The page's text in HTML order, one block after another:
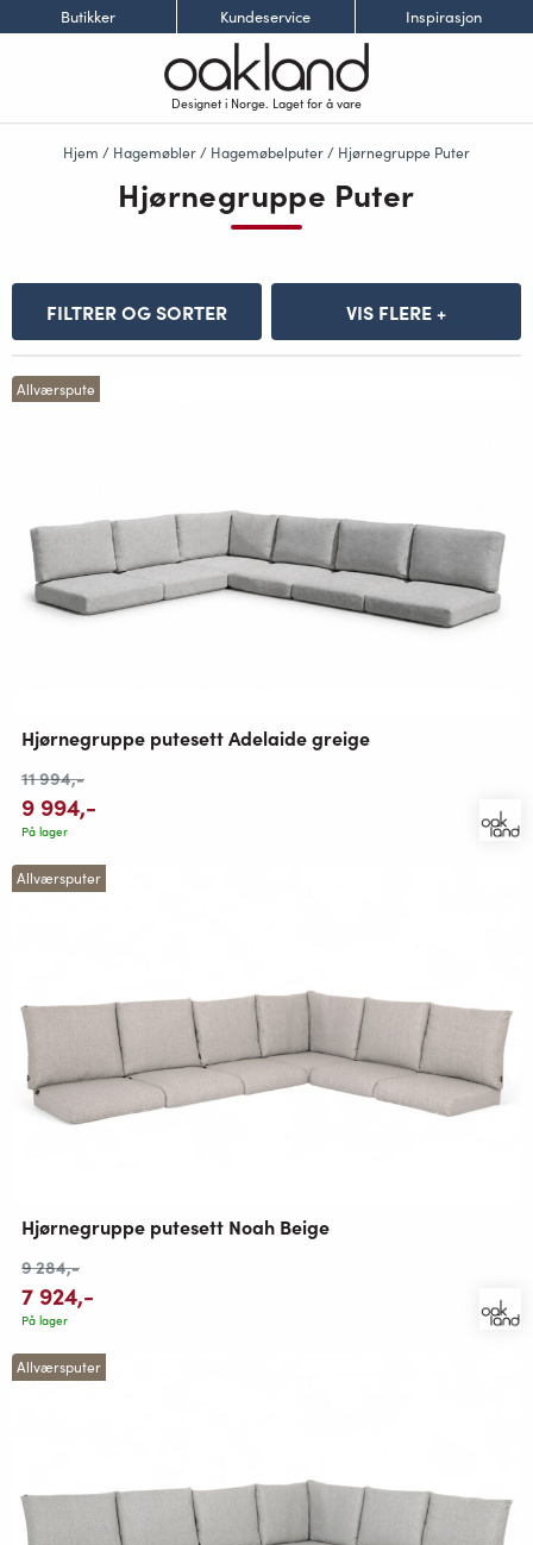
Butikker Kundeservice Inspirasjon
Designet i Norge. Laget for å vare
Hjem / Hagemøbler / Hagemøbelputer / Hjørnegruppe Puter
Hjørnegruppe Puter
FILTRER OG SORTER VIS FLERE +
Allværspute
Hjørnegruppe putesett Adelaide greige
11 994,-
9 994,-
På lager
Allværsputer
Hjørnegruppe putesett Noah Beige
9 284,-
7 924,-
På lager
Allværsputer